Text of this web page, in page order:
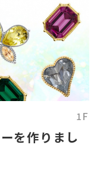
1F
を作りまし